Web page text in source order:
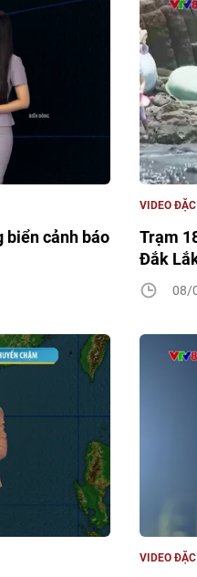
biển cảnh báo
Trạm
Đắk
VIDEO
08/
VIDEO